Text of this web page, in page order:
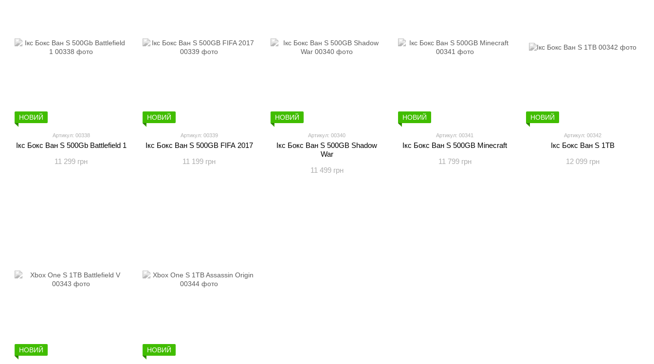
НОВИЙ
Артикул: 00338
Ікс Бокс Ван S 500Gb Battlefield 1
11 299 грн
НОВИЙ
Артикул: 00339
Ікс Бокс Ван S 500GB FIFA 2017
11 199 грн
НОВИЙ
Артикул: 00340
Ікс Бокс Ван S 500GB Shadow
War
11 499 грн
НОВИЙ
Артикул: 00341
Ікс Бокс Ван S 500GB Minecraft
11 799 грн
НОВИЙ
Артикул: 00342
Ікс Бокс Ван S 1TB
12 099 грн
НОВИЙ НОВИЙ